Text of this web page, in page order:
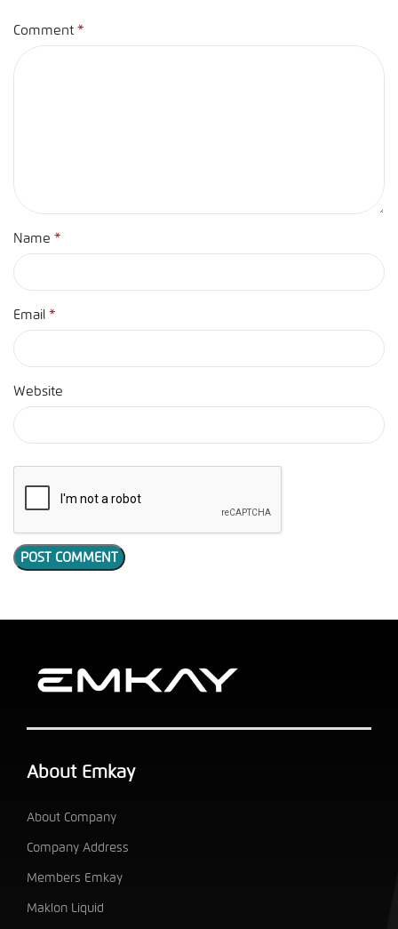
Comment *
Name *
Email *
Website
About Emkay
About Company
Company Address
Members Emkay
Maklon Liquid